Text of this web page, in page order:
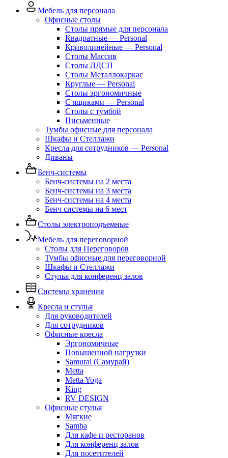
Мебель для персонала
Офисные столы
Столы прямые для персонала
Квадратные — Personal
Криволинейные — Personal
Столы Массив
Столы ЛДСП
Столы Металлокаркас
Круглые — Personal
Столы эргономичные
С ящиками — Personal
Столы с тумбой
Письменные
Тумбы офисные для персонала
Шкафы и Стеллажи
Кресла для сотрудников — Personal
Диваны
Бенч-системы
Бенч-системы на 2 места
Бенч-системы на 3 места
Бенч-системы на 4 места
Бенч системы на 6 мест
Столы электроподъемные
Мебель для переговорной
Столы для Переговоров
Тумбы офисные для переговорной
Шкафы и Стеллажи
Стулья для конференц залов
Системы хранения
Кресла и стулья
Для руководителей
Для сотрудников
Офисные кресла
Эргономичные
Повышенной нагрузки
Samurai (Самурай)
Metta
Metta Yoga
King
RV DESIGN
Офисные стулья
Мягкие
Samba
Для кафе и ресторанов
Для конференц залов
Для посетителей